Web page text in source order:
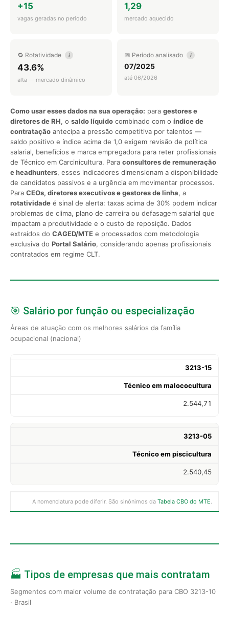
+15
vagas geradas no período
1,29
mercado aquecido
🔁 Rotatividade i
43.6%
alta — mercado dinâmico
📅 Período analisado i
07/2025
até 06/2026
Como usar esses dados na sua operação: para gestores e
diretores de RH, o saldo líquido combinado com o índice de
contratação antecipa a pressão competitiva por talentos —
saldo positivo e índice acima de 1,0 exigem revisão de política
salarial, benefícios e marca empregadora para reter profissionais
de Técnico em Carcinicultura. Para consultores de remuneração
e headhunters, esses indicadores dimensionam a disponibilidade
de candidatos passivos e a urgência em movimentar processos.
Para CEOs, diretores executivos e gestores de linha, a
rotatividade é sinal de alerta: taxas acima de 30% podem indicar
problemas de clima, plano de carreira ou defasagem salarial que
impactam a produtividade e o custo de reposição. Dados
extraídos do CAGED/MTE e processados com metodologia
exclusiva do Portal Salário, considerando apenas profissionais
contratados em regime CLT.
🎯 Salário por função ou especialização
Áreas de atuação com os melhores salários da família
ocupacional (nacional)
3213-15
Técnico em malococultura
2.544,71
3213-05
Técnico em piscicultura
2.540,45
A nomenclatura pode diferir. São sinônimos da Tabela CBO do MTE.
🏭 Tipos de empresas que mais contratam
Segmentos com maior volume de contratação para CBO 3213-10
· Brasil